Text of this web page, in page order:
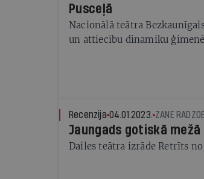
Pusceļā
Nacionālā teātra
un attiecību dinamiku ģimenē
Recenzija 04.01.2023. ZANE
Jaungads gotiskā mežā
Dailes teātra izrāde Retrīts